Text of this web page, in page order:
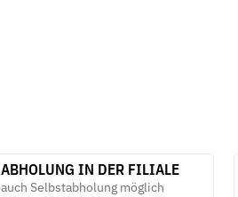
ABHOLUNG IN DER FILIALE
auch Selbstabholung möglich